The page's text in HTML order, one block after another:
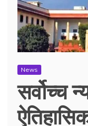
News
सर्वोच्च